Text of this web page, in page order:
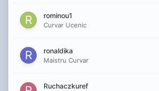
rominou1
Curvar Ucenic
ronaldika
Maistru Curvar
Ruchaczkuref